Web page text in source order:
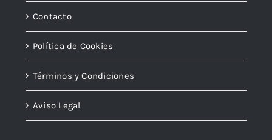
Contacto
Política de Cookies
Términos y Condiciones
Aviso Legal